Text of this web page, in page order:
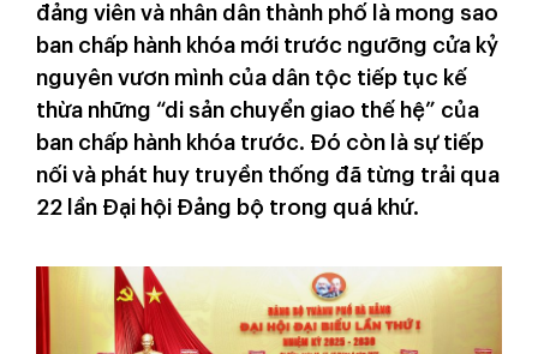
đảng viên và nhân dân thành phố là mong sao
ban chấp hành khóa mới trước ngưỡng cửa kỷ
nguyên vươn mình của dân tộc tiếp tục kế
thừa những “di sản chuyển giao thế hệ” của
ban chấp hành khóa trước. Đó còn là sự tiếp
nối và phát huy truyền thống đã từng trải qua
22 lần Đại hội Đảng bộ trong quá khứ.